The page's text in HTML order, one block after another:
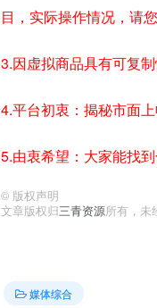
目，实际操作情况，请
3.因虚拟商品具有可复
4.平台初衷：揭秘市面
5.由衷希望：大家能找
© 版权声明
文章版权归三青资源所有，未
媒体综合